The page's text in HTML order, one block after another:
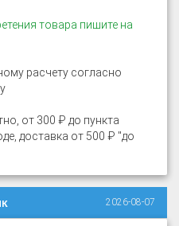
товара пишите на
расчету согласно
от 300 ₽ до пункта
доставка от 500 ₽ "до
2026-08-07